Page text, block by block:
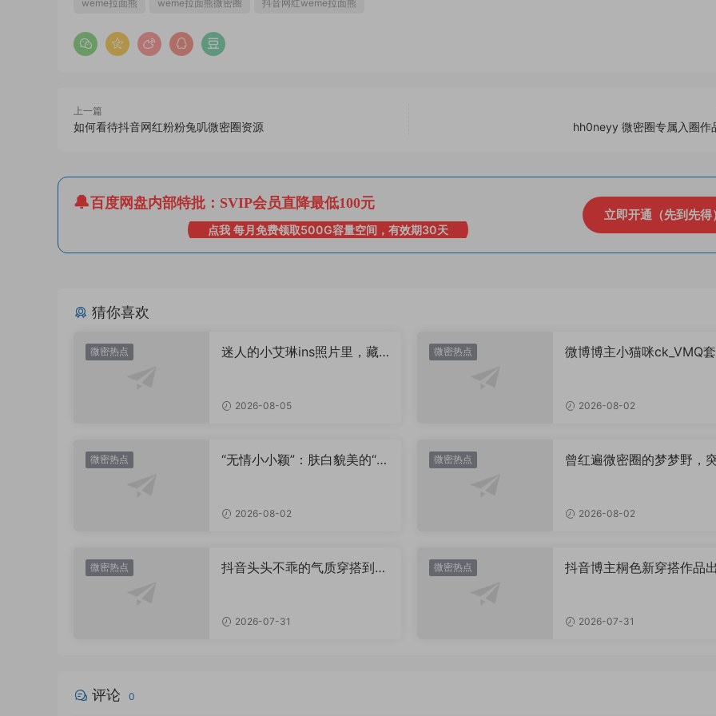
weme拉面熊 weme拉面熊微密圈 抖音网红weme拉面熊
上一篇
如何看待抖音网红粉粉兔叽微密圈资源 hh0neyy 微密圈专属入圈作
百度网盘内部特批：SVIP会员直降最低100元
点我 每月免费领取500G容量空间，有效期30天
立即开通（先到先得）
猜你喜欢
微密热点
迷人的小艾琳ins照片里，藏
2026-08-05
微密热点
微博博主小猫咪ck_VMQ套
2026-08-02
微密热点
“无情小小颖”：肤白貌美的“卡
2026-08-02
微密热点
曾红遍微密圈的梦梦野，
2026-08-02
微密热点
抖音头头不乖的气质穿搭到底
2026-07-31
微密热点
抖音博主桐色新穿搭作品出
2026-07-31
评论 0